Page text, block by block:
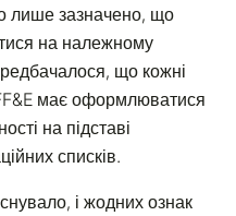
лише зазначено, що
на належному
що кожні
має оформлюватися
на підставі
списків.
і жодних ознак